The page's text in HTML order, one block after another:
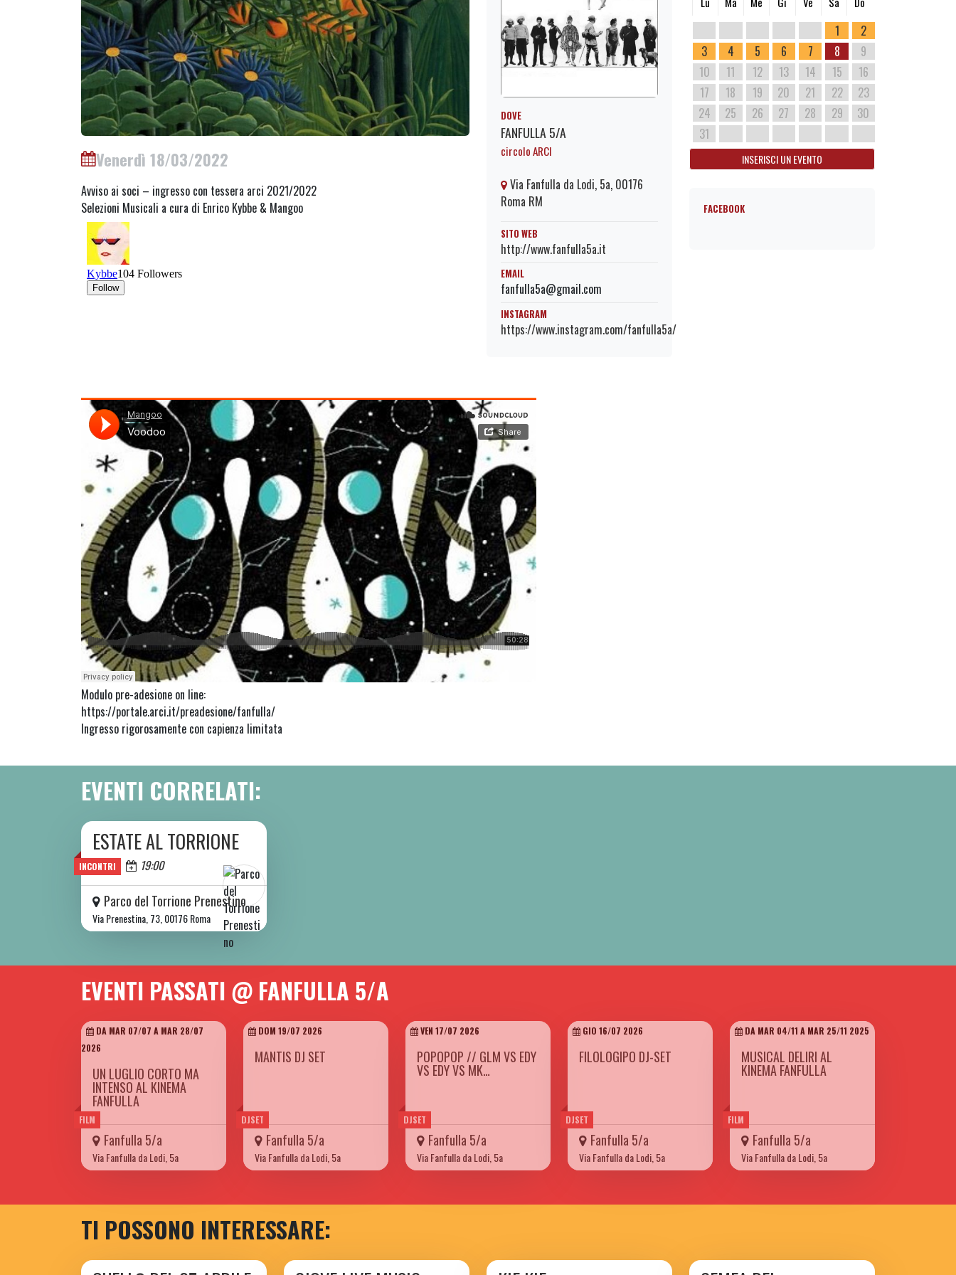
Venerdì 18/03/2022
Avviso ai soci – ingresso con tessera arci 2021/2022
Selezioni Musicali a cura di Enrico Kybbe & Mangoo
Modulo pre-adesione on line:
https://portale.arci.it/preadesione/fanfulla/
Ingresso rigorosamente con capienza limitata
DOVE
FANFULLA 5/A
circolo ARCI
Via Fanfulla da Lodi, 5a, 00176
Roma RM
SITO WEB
http://www.fanfulla5a.it
EMAIL
fanfulla5a@gmail.com
INSTAGRAM
https://www.instagram.com/fanfulla5a/
1
2
3
4 5 6 7 8
9
10
11 12 13 14 15
16
17
18 19 20 21 22
23
24
25 26 27 28 29
30
31
INSERISCI UN EVENTO
FACEBOOK
EVENTI CORRELATI:
INCONTRI
DA SAB 06/06 A SAB 08/08 2026
ESTATE AL TORRIONE
Oggi 19:00
Parco del Torrione Prenestino
Via Prenestina, 73, 00176 Roma
EVENTI PASSATI @ FANFULLA 5/A
FILM
DA MAR 07/07 A MAR 28/07
2026
UN LUGLIO CORTO MA
INTENSO AL KINEMA
FANFULLA
Fanfulla 5/a
Via Fanfulla da Lodi, 5a
DJSET
DOM 19/07 2026
MANTIS DJ SET
Fanfulla 5/a
Via Fanfulla da Lodi, 5a
DJSET
VEN 17/07 2026
POPOPOP // GLM VS EDY
VS EDY VS MK…
Fanfulla 5/a
Via Fanfulla da Lodi, 5a
DJSET
GIO 16/07 2026
FILOLOGIPO DJ-SET
Fanfulla 5/a
Via Fanfulla da Lodi, 5a
FILM
DA MAR 04/11 A MAR 25/11 2025
MUSICAL DELIRI AL
KINEMA FANFULLA
Fanfulla 5/a
Via Fanfulla da Lodi, 5a
TI POSSONO INTERESSARE: